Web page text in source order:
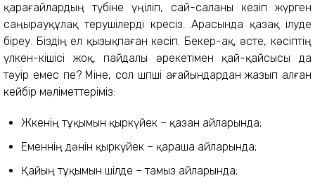
қарағайлардың түбіне үңіліп, сай-саланы кезіп жүрген
саңырауқұлақ терушілерді көресіз. Арасында қазақ ілуде
біреу. Біздің ел қызықпаған кәсіп. Бекер-ақ, әсте, кәсіптің
үлкен-кішісі жоқ, пайдалы әрекетімен қай-қайсысы да
тәуір емес пе? Міне, сол шөпші ағайындардан жазып алған
кейбір мәліметтеріміз:
Жөкенің тұқымын қыркүйек – қазан айларында;
Еменнің дәнін қыркүйек – қараша айларында;
Қайың тұқымын шілде – тамыз айларында;